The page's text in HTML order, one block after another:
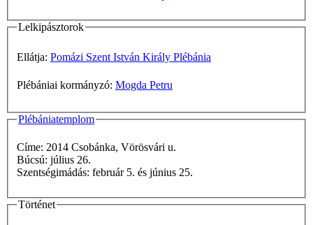
Lelkipásztorok
Ellátja: Pomázi Szent István Király Plébánia
Plébániai kormányzó: Mogda Petru
Plébániatemplom
Címe: 2014 Csobánka, Vörösvári u.
Búcsú: július 26.
Szentségimádás: február 5. és június 25.
Történet